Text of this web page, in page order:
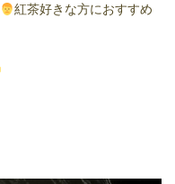
紅茶好きな方におすすめ